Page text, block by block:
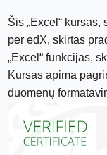
Šis „Excel“
per edX, skirtas
„Excel“ funkcijas,
Kursas apima
duomenų